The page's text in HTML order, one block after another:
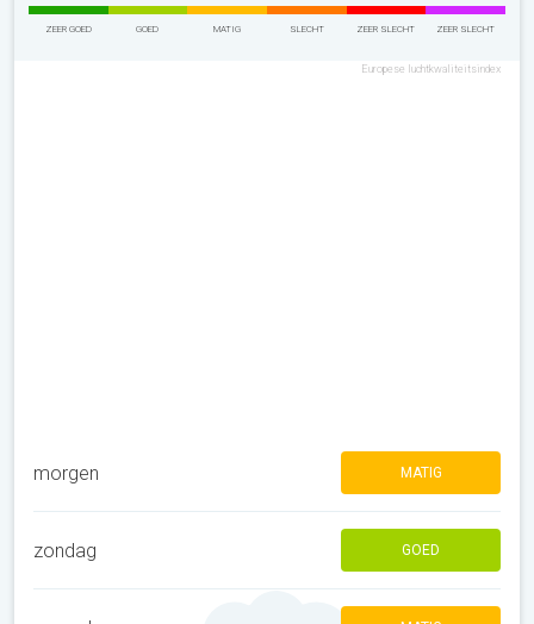
ZEER GOED GOED MATIG SLECHT ZEER SLECHT ZEER SLECHT
Europese luchtkwaliteitsindex
morgen MATIG
zondag GOED